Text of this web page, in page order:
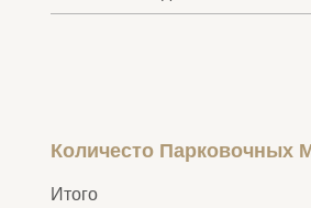
Количесто Парковочных
Итого